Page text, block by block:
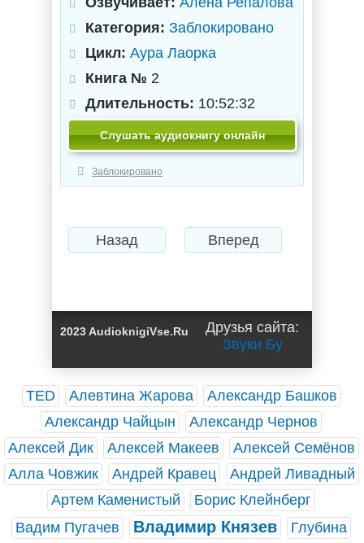
Категория: Заблокировано
Цикл: Аура Лаорка
Книга № 2
Длительность: 10:52:32
Слушать аудиокнигу онлайн
Заблокировано
Назад Вперед
2023 AudioknigiVse.Ru
Друзья сайта:
Звуки Бу
TED Алевтина Жарова
Александр Башков
Александр Чайцын
Александр Чернов
Алексей Дик
Алексей Макеев
Алексей Семёнов
Алла Човжик
Андрей Кравец
Андрей Ливадный
Артем Каменистый
Борис Клейнберг
Вадим Пугачев
Владимир Князев Глубина